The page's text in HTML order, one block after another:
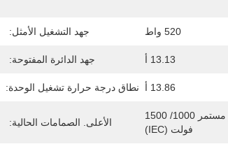
520 واط جهد التشغيل الأمثل:
13.13 أ جهد الدائرة المفتوحة:
13.86 أ نطاق درجة حرارة تشغيل الوحدة:
فولت (IEC)
الأعلى. الصمامات الحالية: